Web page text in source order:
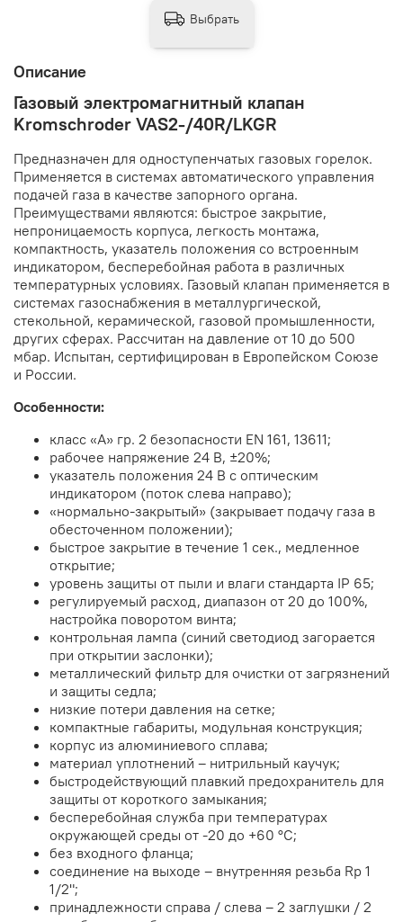
Описание
Газовый электромагнитный клапан
Kromschroder VAS2-/40R/LKGR
Предназначен для одноступенчатых газовых горелок.
Применяется в системах автоматического управления
подачей газа в качестве запорного органа.
Преимуществами являются: быстрое закрытие,
непроницаемость корпуса, легкость монтажа,
компактность, указатель положения со встроенным
индикатором, бесперебойная работа в различных
температурных условиях. Газовый клапан применяется в
системах газоснабжения в металлургической,
стекольной, керамической, газовой промышленности,
других сферах. Рассчитан на давление от 10 до 500
мбар. Испытан, сертифицирован в Европейском Союзе
и России.
Особенности:
класс «А» гр. 2 безопасности EN 161, 13611;
рабочее напряжение 24 В, ±20%;
указатель положения 24 В с оптическим
индикатором (поток слева направо);
«нормально-закрытый» (закрывает подачу газа в
обесточенном положении);
быстрое закрытие в течение 1 сек., медленное
открытие;
уровень защиты от пыли и влаги стандарта IP 65;
регулируемый расход, диапазон от 20 до 100%,
настройка поворотом винта;
контрольная лампа (синий светодиод загорается
при открытии заслонки);
металлический фильтр для очистки от загрязнений
и защиты седла;
низкие потери давления на сетке;
компактные габариты, модульная конструкция;
корпус из алюминиевого сплава;
материал уплотнений – нитрильный каучук;
быстродействующий плавкий предохранитель для
защиты от короткого замыкания;
бесперебойная служба при температурах
окружающей среды от -20 до +60 °C;
без входного фланца;
соединение на выходе – внутренняя резьба Rp 1
1/2";
принадлежности справа / слева – 2 заглушки / 2
Выбрать